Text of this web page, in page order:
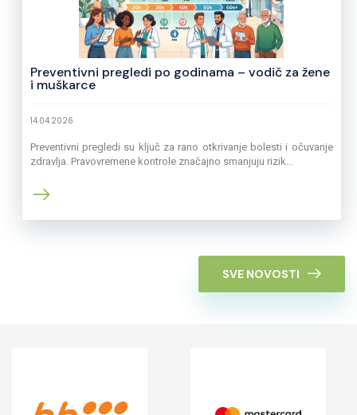
Preventivni pregledi po godinama – vodič za žene
i muškarce
14.04.2026
Preventivni pregledi su ključ za rano otkrivanje bolesti i očuvanje
zdravlja. Pravovremene kontrole značajno smanjuju rizik...
SVE NOVOSTI